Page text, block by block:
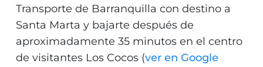
Transporte de Barranquilla con destino a
Santa Marta y bajarte después de
aproximadamente 35 minutos en el centro
de visitantes Los Cocos (ver en Google